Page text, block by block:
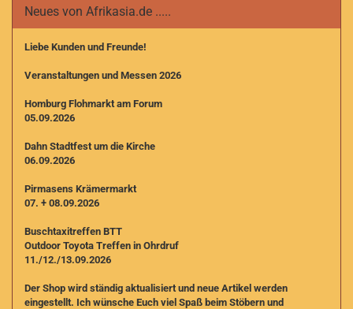
Neues von Afrikasia.de .....
Liebe Kunden und Freunde!
Veranstaltungen und Messen 2026
Homburg Flohmarkt am Forum
05.09.2026
Dahn Stadtfest um die Kirche
06.09.2026
Pirmasens Krämermarkt
07. + 08.09.2026
Buschtaxitreffen BTT
Outdoor Toyota Treffen in Ohrdruf
11./12./13.09.2026
Der Shop wird ständig aktualisiert und neue Artikel werden
eingestellt. Ich wünsche Euch viel Spaß beim Stöbern und